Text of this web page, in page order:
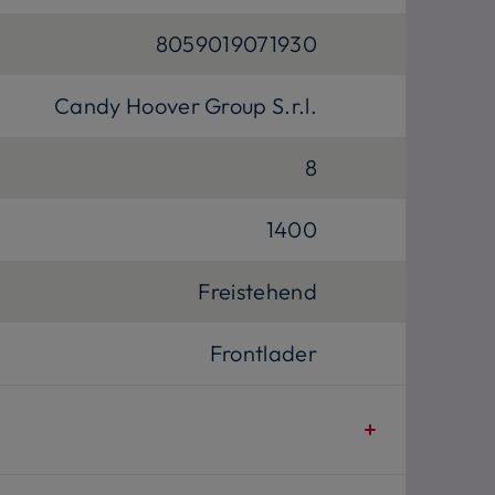
8059019071930
Candy Hoover Group S.r.l.
8
1400
Freistehend
Frontlader